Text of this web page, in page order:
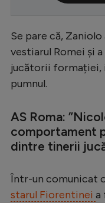
Ligue 1
EURO
Se pare că,
vestiarul Romei și
jucătorii formației,
pumnul.
AS Roma:
comportament
dintre tinerii
Într-un comunicat
starul Fiorentinei a